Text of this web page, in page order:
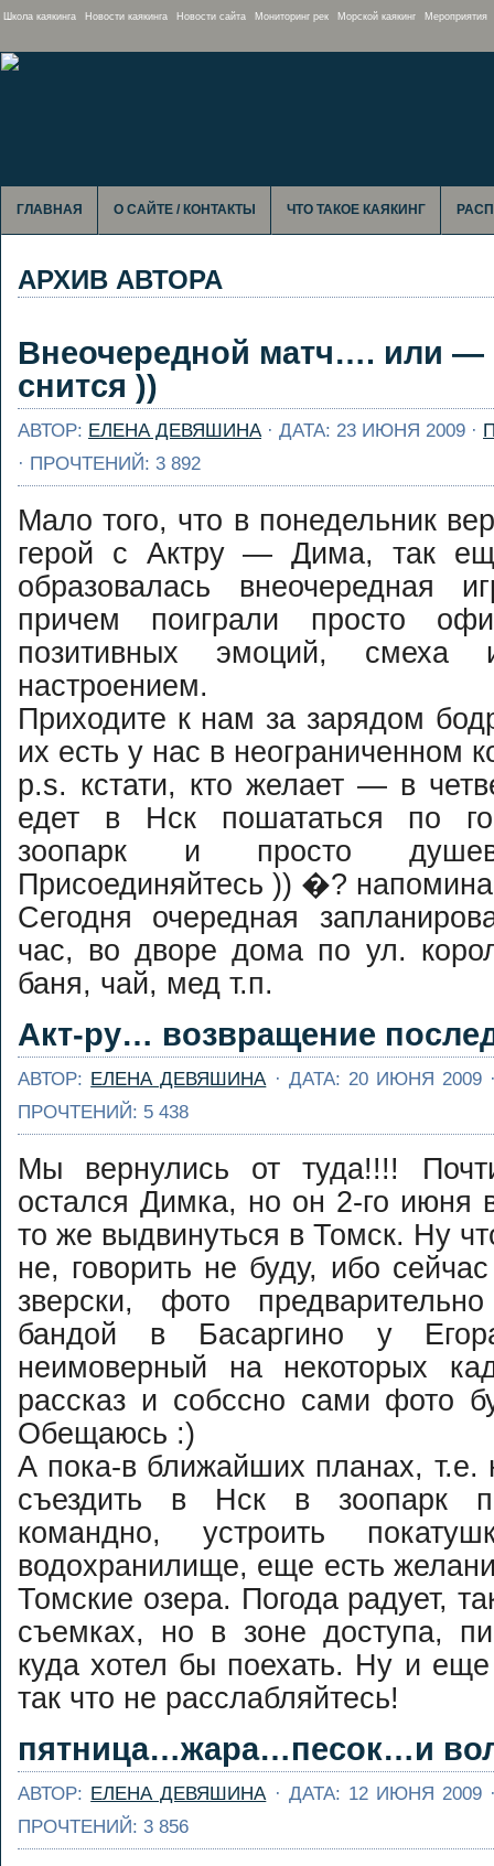
Школа каякинга Новости каякинга Новости сайта Мониторинг рек Морской каякинг Мероприятия
ГЛАВНАЯ О САЙТЕ / КОНТАКТЫ ЧТО ТАКОЕ КАЯКИНГ
АРХИВ АВТОРА
Внеочередной матч…. или —
снится ))
АВТОР: ЕЛЕНА ДЕВЯШИНА· ДАТА: 23 ИЮНЯ 2009 ·
· ПРОЧТЕНИЙ: 3 892
Мало того, что в понедельник
герой с Актру — Дима, так
образовалась внеочередная
причем поиграли просто
позитивных эмоций, смеха
настроением.
Приходите к нам за зарядом
их есть у нас в неограниченном
p.s. кстати, кто желает — в
едет в Нск пошататься по
зоопарк и просто
Присоединяйтесь )) �?
Сегодня очередная
час, во дворе дома по ул.
баня, чай, мед т.п.
Акт-ру… возвращение
АВТОР: ЕЛЕНА ДЕВЯШИНА· ДАТА: 20 ИЮНЯ 2009
ПРОЧТЕНИЙ: 5 438
Мы вернулись от туда!!!!
остался Димка, но он 2-го июня
то же выдвинуться в Томск. Ну
не, говорить не буду, ибо
зверски, фото
бандой в Басаргино у
неимоверный на некоторых
рассказ и собссно сами фото
Обещаюсь :)
А пока-в ближайших планах, т.е.
съездить в Нск в зоопарк
командно, устроить
водохранилище, еще есть
Томские озера. Погода радует,
съемках, но в зоне доступа,
куда хотел бы поехать. Ну и еще
так что не расслабляйтесь!
пятница…жара…песок…и
АВТОР: ЕЛЕНА ДЕВЯШИНА· ДАТА: 12 ИЮНЯ 2009
ПРОЧТЕНИЙ: 3 856